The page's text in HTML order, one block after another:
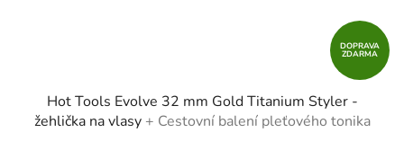
DOPRAVA
ZDARMA
Hot Tools Evolve 32 mm Gold Titanium Styler -
žehlička na vlasy + Cestovní balení pleťového tonika